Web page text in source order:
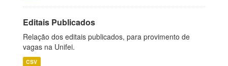
Editais Publicados
Relação dos editais publicados, para provimento de
vagas na Unifei.
CSV